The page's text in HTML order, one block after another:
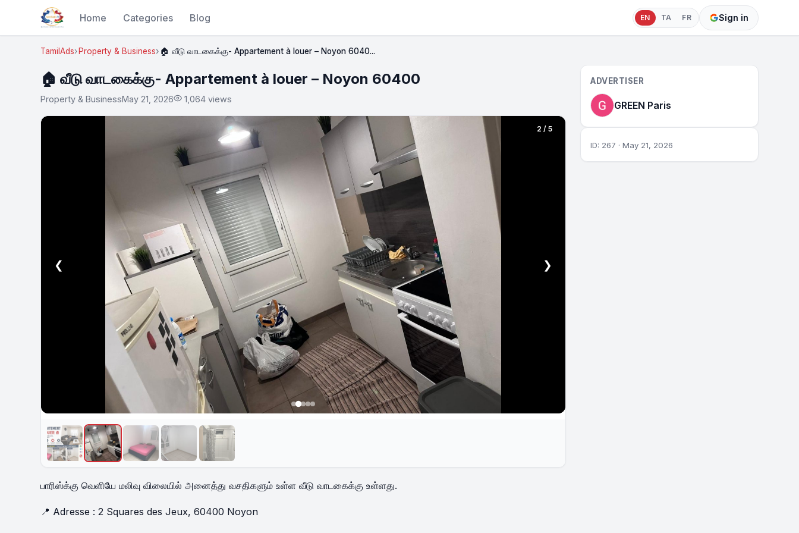
Home Categories Blog EN TA FR Sign in
TamilAds Property & Business 🏠 வீடு வாடகைக்கு- Appartement à louer – Noyon 6040...
🏠 வீடு வாடகைக்கு- Appartement à louer – Noyon 60400
Property & BusinessMay 21, 2026 1,064 views
❮ ❯
2 / 5
பாரிஸ்க்கு வெளியே மலிவு விலையில் அனைத்து வசதிகளும் உள்ள வீடு வாடகைக்கு உள்ளது.
📍 Adresse : 2 Squares des Jeux, 60400 Noyon
ADVERTISER
GREEN Paris
ID: 267 · May 21, 2026